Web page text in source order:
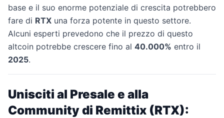
base e il suo enorme potenziale di crescita potrebbero
fare di RTX una forza potente in questo settore.
Alcuni esperti prevedono che il prezzo di questo
altcoin potrebbe crescere fino al 40.000% entro il
2025.
Unisciti al Presale e alla
Community di Remittix (RTX):